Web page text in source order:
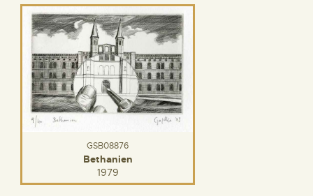
GSB08876
Bethanien
1979